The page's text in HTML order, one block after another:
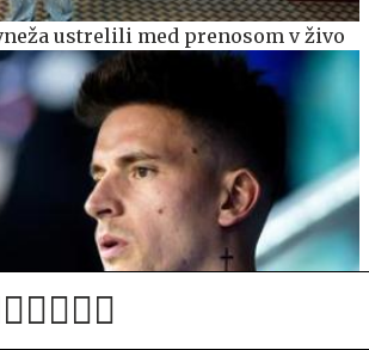
ustrelili med prenosom v živo